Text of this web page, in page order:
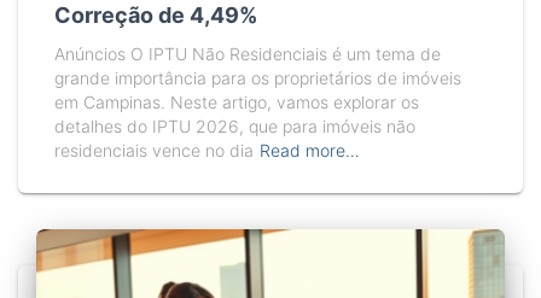
Correção de 4,49%
Anúncios O IPTU Não Residenciais é um tema de
grande importância para os proprietários de imóveis
em Campinas. Neste artigo, vamos explorar os
detalhes do IPTU 2026, que para imóveis não
residenciais vence no dia Read more…